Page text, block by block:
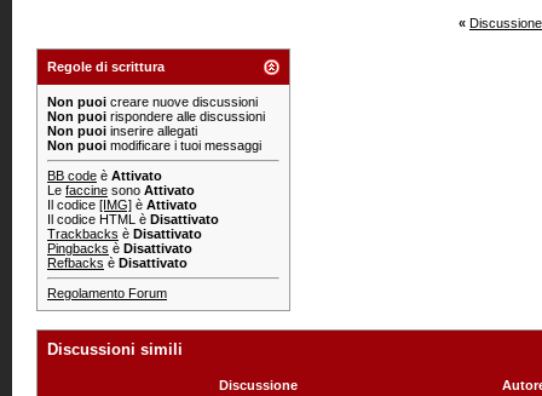
«
Regole di scrittura
Non puoi creare nuove discussioni
Non puoi rispondere alle discussioni
Non puoi inserire allegati
Non puoi modificare i tuoi messaggi
BB code è Attivato
Le faccine sono Attivato
Il codice [IMG] è Attivato
Il codice HTML è Disattivato
Trackbacks è Disattivato
Pingbacks è Disattivato
Refbacks è Disattivato
Regolamento Forum
Discussioni simili
Discussione